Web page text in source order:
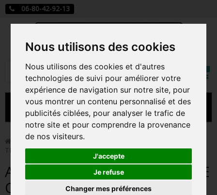
Nous utilisons des cookies
Nous utilisons des cookies et d'autres
technologies de suivi pour améliorer votre
expérience de navigation sur notre site, pour
vous montrer un contenu personnalisé et des
publicités ciblées, pour analyser le trafic de
notre site et pour comprendre la provenance
de nos visiteurs.
J'accepte
Je refuse
Changer mes préférences
06-80-42-92-13
Rechercher
Mon
MENU
CARTE A JOUER
PRÉCOMMANDE FIGURINES POP
FIGURINES POP MANGA
FIGURINES POP DISNEY
Funko Pop! > ALYS RIVERS SAISON 4 / GAME OF
THRONES HOUSE OF THE DRAGON / FIGURINE FUNKO POP
ALYS RIVERS SAISON 4 / GAME
OF THRONES HOUSE OF THE